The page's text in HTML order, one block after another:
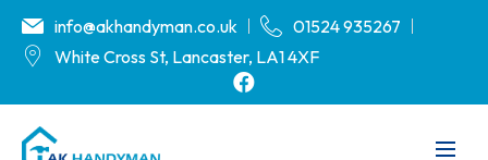
info@akhandyman.co.uk
01524 935267
White Cross St, Lancaster, LA1 4XF